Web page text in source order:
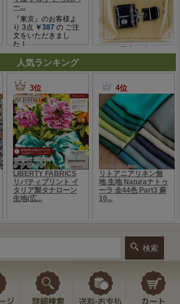
人気ランキング